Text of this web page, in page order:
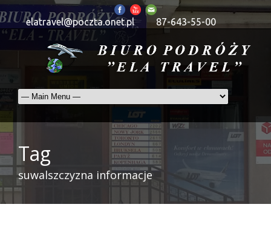
elatravel@poczta.onet.pl 87-643-55-00
Tag
suwalszczyzna informacje